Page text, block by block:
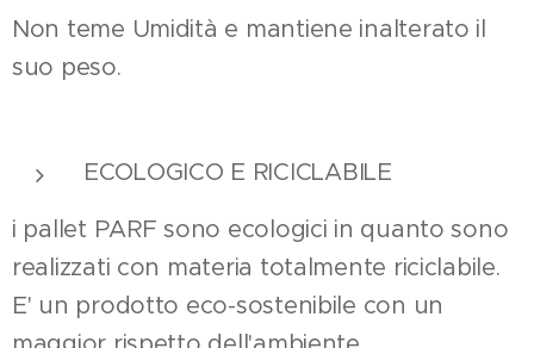
Non teme Umidità e mantiene inalterato il
suo peso.
ECOLOGICO E RICICLABILE
i pallet PARF sono ecologici in quanto sono
realizzati con materia totalmente riciclabile.
E' un prodotto eco-sostenibile con un